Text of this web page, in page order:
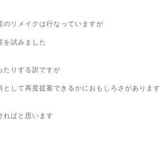
リメイクは行なっていますが
を試みました
たりする訳ですが
して再度提案できるかにおもしろさがあります
ればと思います